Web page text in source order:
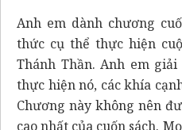
Anh em dành chương
thức cụ thể thực hiện
Thánh Thần. Anh em
thực hiện nó, các khía
Chương này không nên
cao nhất của cuốn sách.